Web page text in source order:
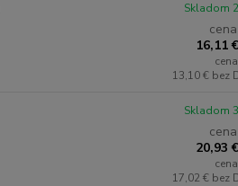
16,11
13,10 € bez
Skladom
20,93
17,02 € bez
Skladom